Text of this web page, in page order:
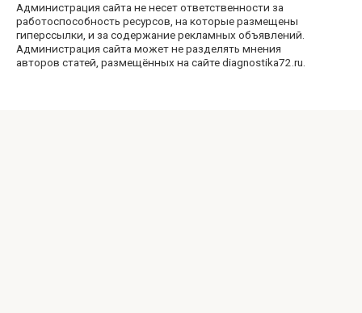
Администрация сайта не несет ответственности за
работоспособность ресурсов, на которые размещены
гиперссылки, и за содержание рекламных объявлений.
Администрация сайта может не разделять мнения
авторов статей, размещённых на сайте diagnostika72.ru.